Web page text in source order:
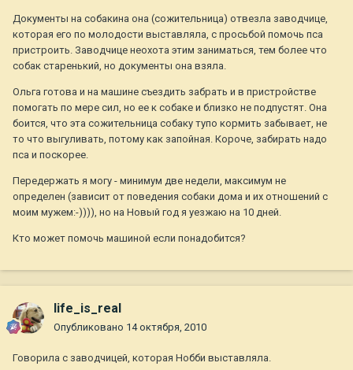
Документы на собакина она (сожительница) отвезла заводчице,
которая его по молодости выставляла, с просьбой помочь пса
пристроить. Заводчице неохота этим заниматься, тем более что
собак старенький, но документы она взяла.
Ольга готова и на машине съездить забрать и в пристройстве
помогать по мере сил, но ее к собаке и близко не подпустят. Она
боится, что эта сожительница собаку тупо кормить забывает, не
то что выгуливать, потому как запойная. Короче, забирать надо
пса и поскорее.
Передержать я могу - минимум две недели, максимум не
определен (зависит от поведения собаки дома и их отношений с
моим мужем:-)))), но на Новый год я уезжаю на 10 дней.
Кто может помочь машиной если понадобится?
life_is_real
Опубликовано 14 октября, 2010
Говорила с заводчицей, которая Нобби выставляла.